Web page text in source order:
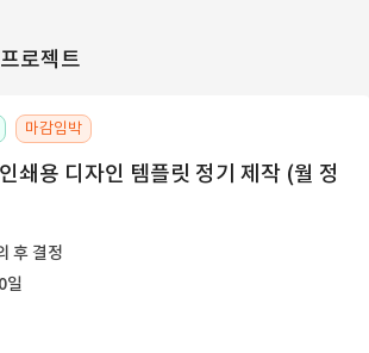
로젝트
마감임박
쇄용 디자인 템플릿 정기 제작 (월 정
후 결정
일